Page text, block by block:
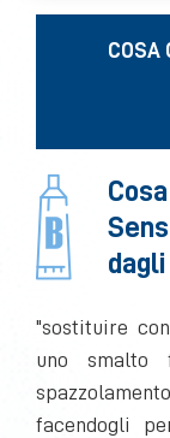
COSA
"sostituire
uno smalto
facendogli